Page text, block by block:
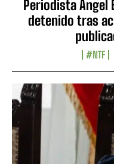
Periodista Ángel
detenido tras
#NTF